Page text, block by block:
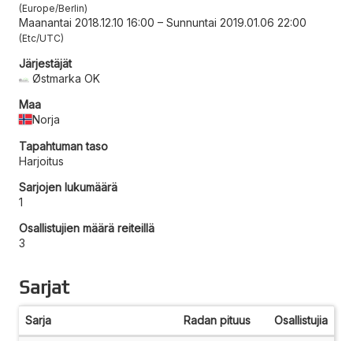
Europe/Berlin
Maanantai 2018.12.10 16:00 – Sunnuntai 2019.01.06 22:00
Etc/UTC
Järjestäjät
Østmarka OK
Maa
Norja
Tapahtuman taso
Harjoitus
Sarjojen lukumäärä
1
Osallistujien määrä reiteillä
3
Sarjat
Sarja Radan pituus Osallistujia